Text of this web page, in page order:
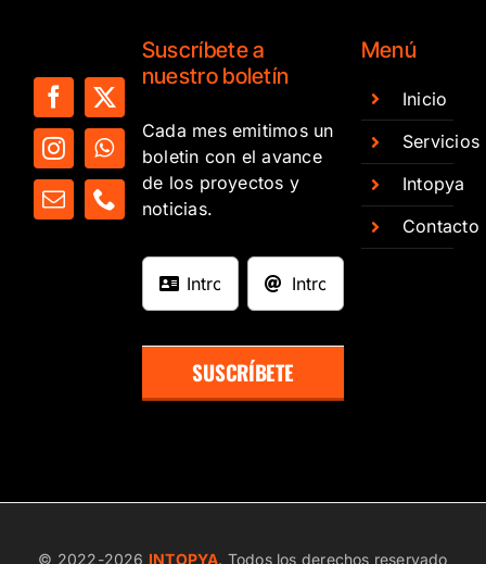
Suscríbete a
nuestro boletín
Cada mes emitimos un
boletin con el avance
de los proyectos y
noticias.
SUSCRÍBETE
Menú
Inicio
Servicios
Intopya
Contacto
© 2022-2026 INTOPYA. Todos los derechos reservado